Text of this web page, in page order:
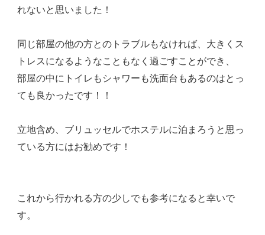
れないと思いました！
同じ部屋の他の方とのトラブルもなければ、大きくス
トレスになるようなこともなく過ごすことができ、
部屋の中にトイレもシャワーも洗面台もあるのはとっ
ても良かったです！！
立地含め、ブリュッセルでホステルに泊まろうと思っ
ている方にはお勧めです！
これから行かれる方の少しでも参考になると幸いで
す。